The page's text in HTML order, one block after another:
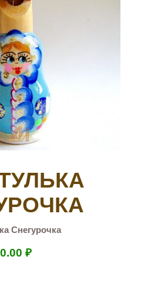
Снегурочка
₽